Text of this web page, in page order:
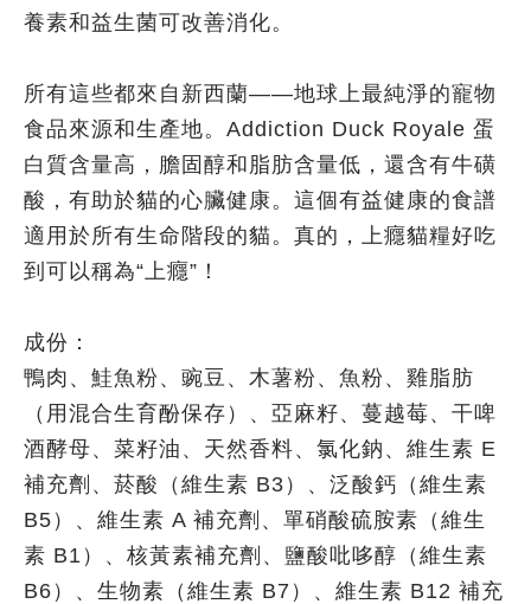
養素和益生菌可改善消化。
所有這些都來自新西蘭——地球上最純淨的寵物
食品來源和生產地。Addiction Duck Royale 蛋
白質含量高，膽固醇和脂肪含量低，還含有牛磺
酸，有助於貓的心臟健康。這個有益健康的食譜
適用於所有生命階段的貓。真的，上癮貓糧好吃
到可以稱為“上癮”！
成份：
鴨肉、鮭魚粉、豌豆、木薯粉、魚粉、雞脂肪
（用混合生育酚保存）、亞麻籽、蔓越莓、干啤
酒酵母、菜籽油、天然香料、氯化鈉、維生素 E
補充劑、菸酸（維生素 B3）、泛酸鈣（維生素
B5）、維生素 A 補充劑、單硝酸硫胺素（維生
素 B1）、核黃素補充劑、鹽酸吡哆醇（維生素
B6）、生物素（維生素 B7）、維生素 B12 補充